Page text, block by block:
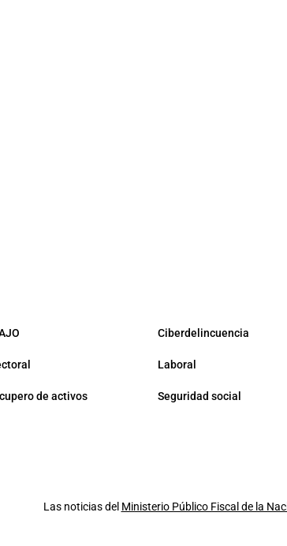
Ciberdelincuencia
Laboral
de activos Seguridad social
Las noticias del Ministerio Público Fiscal de la